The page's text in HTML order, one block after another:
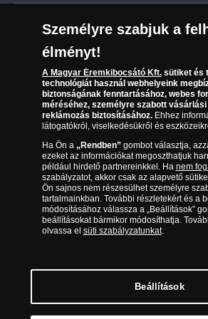
Kézbesítés
Reklamáció
Visszaküldés
Elállási űrlap
Karrier
Sütik (cookies) használata
Süti (cookies)Beállítások
Társaságunkról
Az érmék és érmek ára és értéke
Gyakran ismételt kérdések
Adatkezelés
06 80 888 889
(díjmentesen hívható hétfőtől
óra között, péntekenként 9.00 és
Magyar Éremkibocsátó Kft. 1134 Budapest, Váci út
957944, Adószám: 23275395-2-41 A Társaság
Személyre szabjuk a
élményt!
A Magyar Éremkibocsátó Kft.sütiket és
technológiát használ webhelyeink
biztonságának fenntartásához, webes
méréséhez, személyre szabott vásárlási
reklámozás biztosításához.Ehhez
látogatókról, viselkedésükről és
Ha Ön a „Rendben”gombot választja,
ezeket az információkat megoszthatjuk
például hirdető partnereinkkel. Ha nem
szabályzatot, akkor csak az alapvető
Ön sajnos nem részesülhet személyre
tartalmainkban. További részletekért és a
módosításához válassza a „Beállítások”
beállításokat bármikor módosíthatja.
olvassa el süti szabályzatunkat.
Beállítások